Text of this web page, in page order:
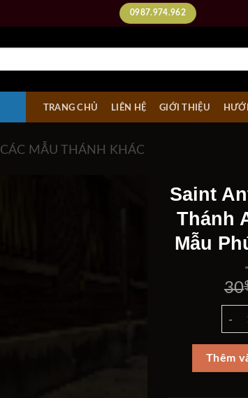
0987.974.962
TRANG CHỦ LIÊN HỆ GIỚI THIỆU
CÁC MẪU THÁNH KHÁC
Saint
Thánh
Mẫu
30
Thêm